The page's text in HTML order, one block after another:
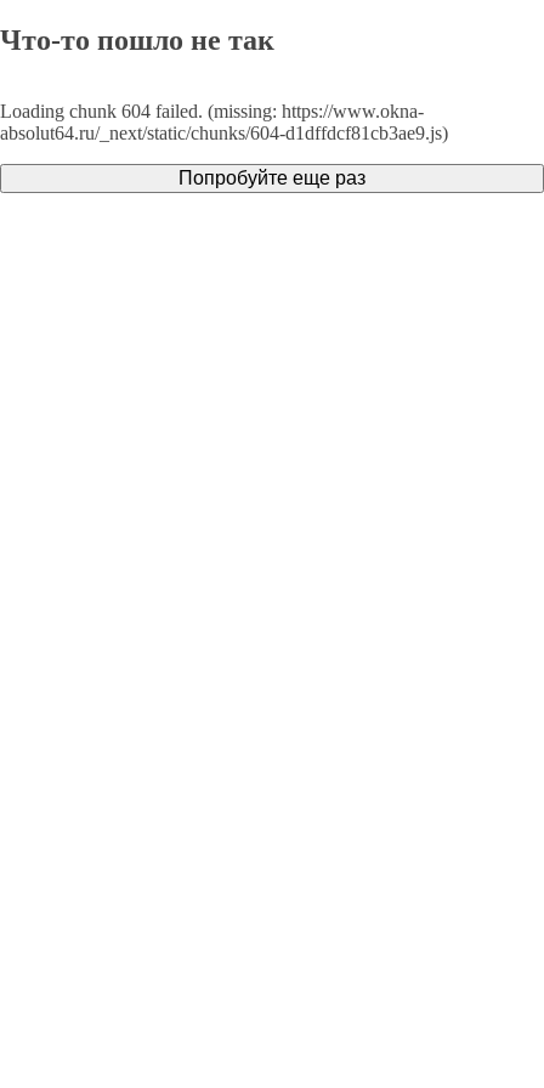
Что-то пошло не так
Loading chunk 604 failed. (missing: https://www.okna-
absolut64.ru/_next/static/chunks/604-d1dffdcf81cb3ae9.js)
Попробуйте еще раз